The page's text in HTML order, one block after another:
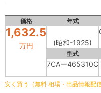
価格 年式
1,632.5
万円 (昭和-1925)
型式
7CAー465310C
安く買う（無料 相場・出品情報配信